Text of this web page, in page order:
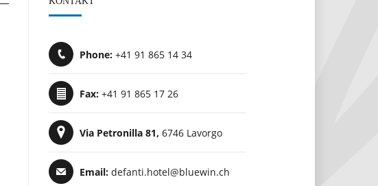
Phone: +41 91 865 14 34
Fax: +41 91 865 17 26
Via Petronilla 81, 6746 Lavorgo
Email: defanti.hotel@bluewin.ch